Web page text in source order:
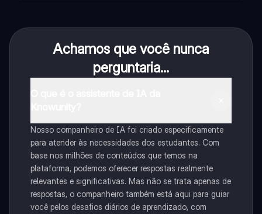
Achamos que você nunca
perguntaria...
Nosso companheiro de IA foi criado especificamente
para atender às necessidades dos estudantes. Com
base nos milhões de conteúdos que temos na
plataforma, podemos oferecer respostas realmente
relevantes e significativas. Mas não se trata apenas de
respostas, o companheiro também está aqui para guiar
você pelos desafios diários de aprendizado, com